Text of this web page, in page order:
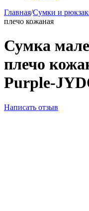
Главная/Сумки и
плечо кожаная
Сумка
плечо
Purple-
Написать отзыв